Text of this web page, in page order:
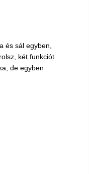
és sál egyben,
két funkciót
de egyben